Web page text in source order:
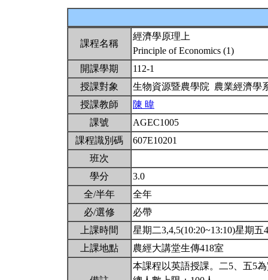
課程名稱
經濟學原理上
Principle of Economics (1)
開課學期
112-1
授課對象
生物資源暨農學院 農業經濟
授課教師
陳 暐
課號
AGEC1005
課程識別碼
607E10201
班次
學分
3.0
全/半年
全年
必/選修
必帶
上課時間
星期二3,4,5(10:20~13:10)星期五
上課地點
農經大講堂生傳418室
本課程以英語授課。二5、五5